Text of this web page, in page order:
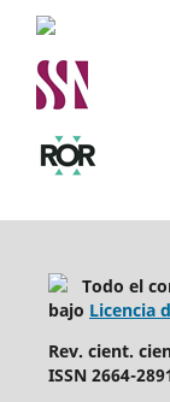
Todo el
bajo Licencia
Rev. cient.
ISSN 2664-